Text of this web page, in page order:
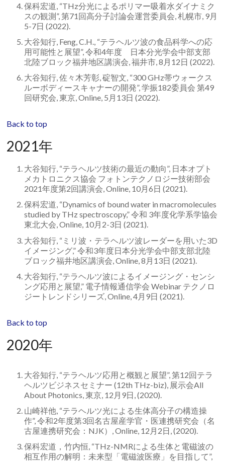
保科宏道, “THz分光によるポリマー吸着水ダイナミク
スの観測”, 第71回高分子討論会運営委員会, 札幌市, 9月
5-7日 (2022).
大谷知行, Feng, C.H., “テラヘルツ波の食品科学への応
用可能性と展望”, 令和4年度 日本分光学会中部支部
北陸ブロック福井地区講演会, 福井市, 8月12日 (2022).
大谷知行, 佐々木芳彰, 碇智文, “300 GHz帯ウォークス
ルーボディースキャナーの開発”, 学振182委員会 第49
回研究会, 東京, Online, 5月13日 (2022).
Back to top
2021年
大谷知行, “テラヘルツ技術の最近の動向”, 日本オプト
メカトロニクス協会 フォトンテクノロジー技術部会
2021年度第2回講演会, Online, 10月6日 (2021).
保科宏道, “Dynamics of bound water in macromolecules
studied by THz spectroscopy,” 令和 3年度化学系学協会
東北大会, Online, 10月2-3日 (2021).
大谷知行, “ミリ波・テラヘルツ波レーダーを用いた3D
イメージング,” 令和3年度日本分光学会中部支部北陸
ブロック福井地区講演会, Online, 8月13日 (2021).
大谷知行, “テラヘルツ波によるイメージング・センシ
ング応用と展望,” 電子情報通信学会 Webinar テクノロ
ジートレンドシリーズ, Online, 4月9日 (2021).
Back to top
2020年
大谷知行, “テラヘルツ応用と概観と展望”, 第12回テラ
ヘルツビジネスセミナー (12th THz-biz), 展示会All
About Photonics, 東京, 12月9日, (2020).
山崎祥他, “テラヘルツ光による生体高分子の構造操
作”, 令和2年度第3回名古屋産学官・医連携研究会（名
古屋連携研究会：NJK）, Online, 12月2日, (2020).
保科宏道，竹内恒, “THz-NMRによる生体と電磁波の
相互作用の解明：未来型「電磁波医療」を目指して”,